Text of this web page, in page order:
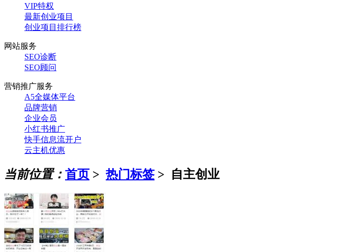
VIP特权
最新创业项目
创业项目排行榜
网站服务
SEO诊断
SEO顾问
营销推广服务
A5全媒体平台
品牌营销
企业会员
小红书推广
快手信息流开户
云主机优惠
当前位置： 首页 > 热门标签 > 自主创业